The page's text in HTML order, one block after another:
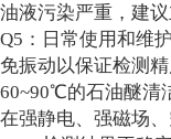
油液污染严重，建
Q5：日常使用和维
免振动以保证检测
60~90℃的石油醚清
在强静电、强磁场